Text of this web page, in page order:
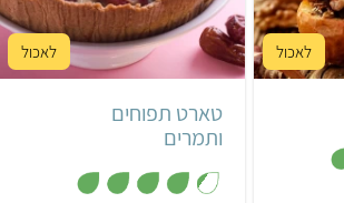
10 תפוחים בינוני שעה ו-5 דקות
טארט תפוחים
ותמרים